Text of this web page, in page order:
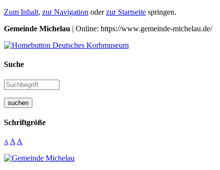
Zum Inhalt, zur Navigation oderzur Startseite springen.
Gemeinde Michelau | Online: https://www.gemeinde-michelau.de/
Suche
suchen
Schriftgröße
A A A